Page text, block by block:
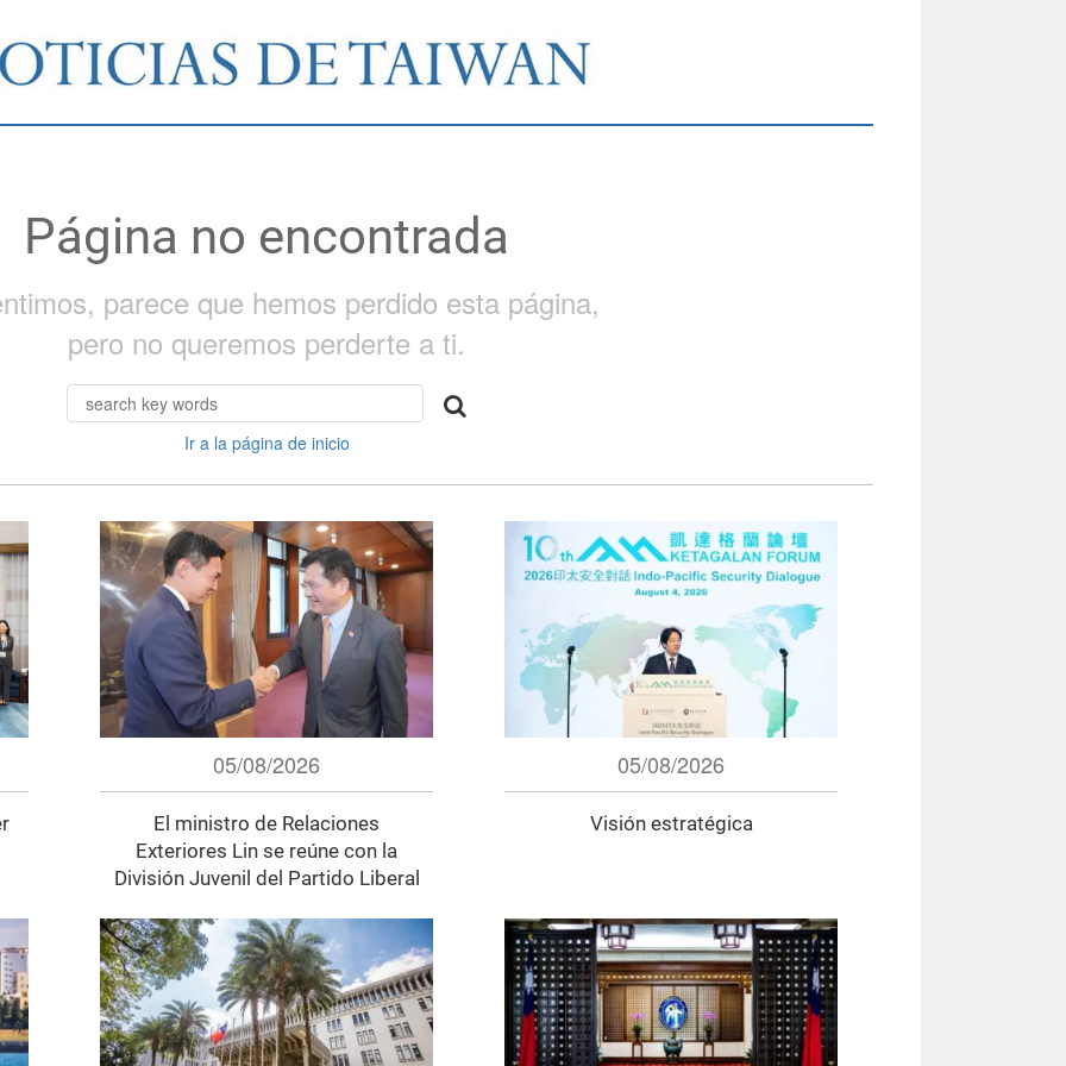
Página no encontrada
parece que hemos perdido esta página,
pero no queremos perderte a ti.
Ir a la página de inicio
05/08/2026
El ministro de Relaciones
Exteriores Lin se reúne con la
División Juvenil del Partido Liberal
05/08/2026
Visión estratégica